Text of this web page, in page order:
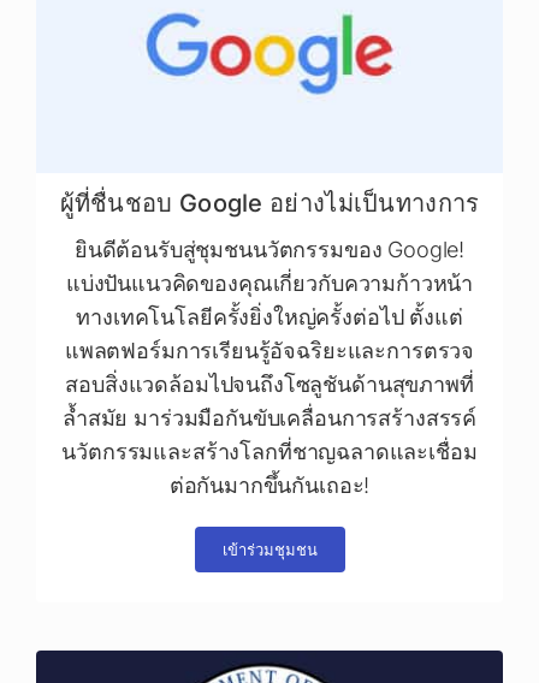
ผู้ที่ชื่นชอบ Google อย่างไม่เป็นทางการ
ยินดีต้อนรับสู่ชุมชนนวัตกรรมของ Google!
แบ่งปันแนวคิดของคุณเกี่ยวกับความก้าวหน้า
ทางเทคโนโลยีครั้งยิ่งใหญ่ครั้งต่อไป ตั้งแต่
แพลตฟอร์มการเรียนรู้อัจฉริยะและการตรวจ
สอบสิ่งแวดล้อมไปจนถึงโซลูชันด้านสุขภาพที่
ล้ำสมัย มาร่วมมือกันขับเคลื่อนการสร้างสรรค์
นวัตกรรมและสร้างโลกที่ชาญฉลาดและเชื่อม
ต่อกันมากขึ้นกันเถอะ!
เข้าร่วมชุมชน